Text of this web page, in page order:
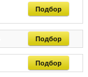
Подбор
Подбор
Подбор